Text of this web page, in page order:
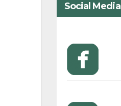
Social Media